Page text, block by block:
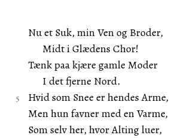
Nu et Suk, min Ven og Broder,
Midt i Glædens Chor!
Tænk paa kjære gamle Moder
I det fjerne Nord.
Hvid som Snee er hendes Arme,
Men hun favner med en Varme,
Som selv her, hvor Alting luer,